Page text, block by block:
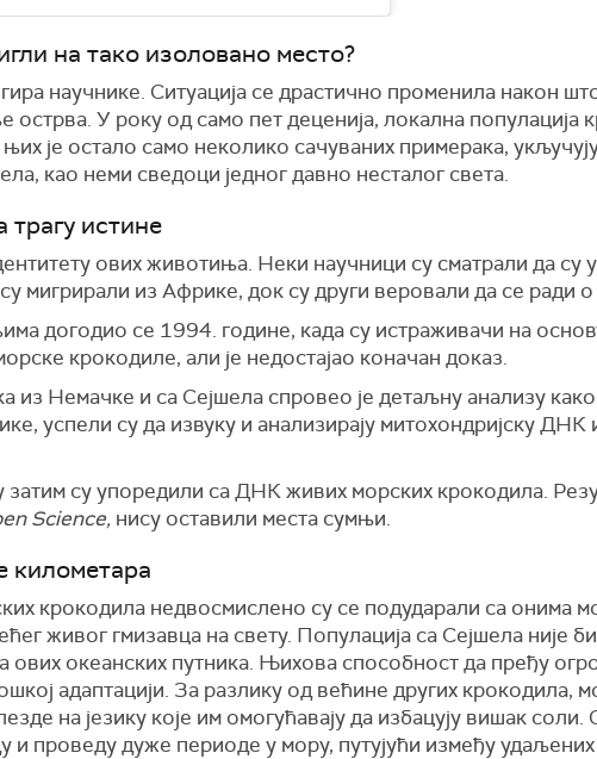
на тако изоловано место?
научнике. Ситуација се драстично променила након
острва. У року од само пет деценија, локална популација
је остало само неколико сачуваних примерака,
као неми сведоци једног давно несталог света.
трагу истине
ових животиња. Неки научници су сматрали да су
мигрирали из Африке, док су други веровали да се ради о
догодио се 1994. године, када су истраживачи на
крокодиле, али је недостајао коначан доказ.
из Немачке и са Сејшела спровео је детаљну анализу
успели су да извуку и анализирају митохондријску ДНК
затим су упоредили са ДНК живих морских крокодила.
Science, нису оставили места сумњи.
километара
крокодила недвосмислено су се подударали са онима
живог гмизавца на свету. Популација са Сејшела није
ових океанских путника. Њихова способност да пређу
адаптацији. За разлику од већине других крокодила,
на језику које им омогућавају да избацују вишак
и проведу дуже периоде у мору, путујући између